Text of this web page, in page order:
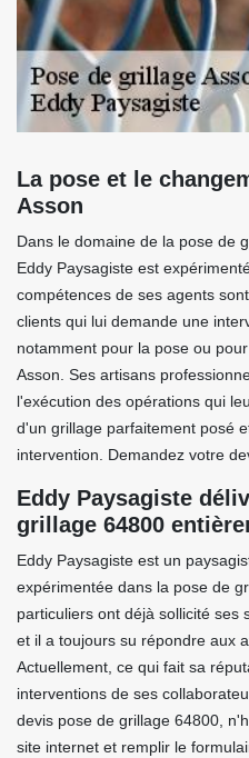
La pose et le
Asson
Dans le domaine de la pose de
Eddy Paysagiste est
compétences de ses agents
clients qui lui demande une
notamment pour la pose ou
Asson. Ses artisans
l'exécution des opérations qui
d'un grillage parfaitement posé
intervention. Demandez votre
Eddy Paysagiste
grillage 64800
Eddy Paysagiste est un
expérimentée dans la pose de
particuliers ont déjà sollicité ses
et il a toujours su répondre aux
Actuellement, ce qui fait sa
interventions de ses
devis pose de grillage 64800,
site internet et remplir le